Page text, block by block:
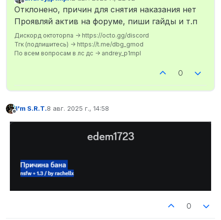
Не в сети отредактировано
Отклонено, причин для снятия наказания нет
Проявляй актив на форуме, пиши гайды и т.п
Дискорд октоторпа -> https://octo.gg/discord
Тгк (подпишитесь) -> https://t.me/dbg_gmod
По всем вопросам в лс дс -> andrey_p1mpl
0
I'm S.R.T.8 авг. 2025 г., 14:58
отредактировано
0